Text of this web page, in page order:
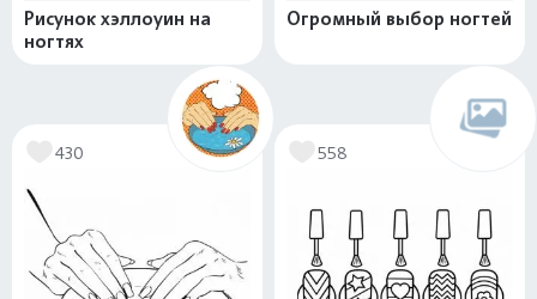
Рисунок хэллоуин на
ногтях
Огромный выбор ногтей
430 558